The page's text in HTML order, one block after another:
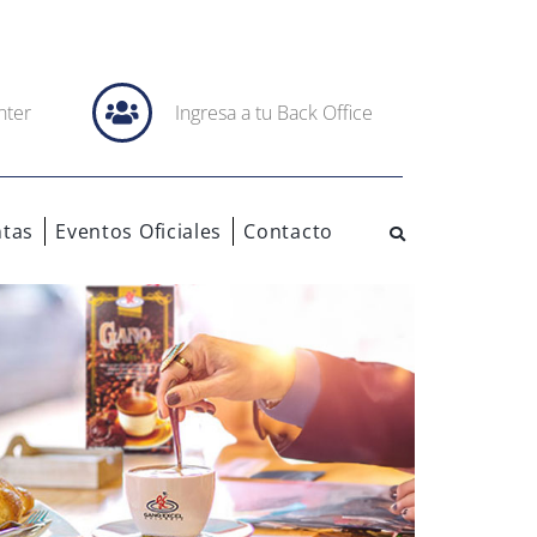
Ingresa a tu Back Office
Eventos Oficiales Contacto